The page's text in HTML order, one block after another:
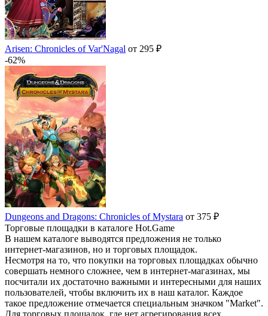
Arisen: Chronicles of Var'Nagal от 295 ₽
-62%
Dungeons and Dragons: Chronicles of Mystara от 375 ₽
Торговые площадки в каталоге Hot.Game
В нашем каталоге выводятся предложения не только
интернет-магазинов, но и торговых площадок.
Несмотря на то, что покупки на торговых площадках обычно
совершать немного сложнее, чем в интернет-магазинах, мы
посчитали их достаточно важными и интересными для наших
пользователей, чтобы включить их в наш каталог. Каждое
такое предложение отмечается специальным значком "Market".
Для торговых площадок, где нет агрегирования всех